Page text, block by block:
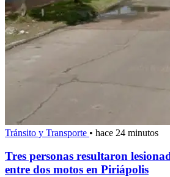
Tránsito y Transporte • hace 24 minutos
Tres personas resultaron
entre dos motos en Piriápolis